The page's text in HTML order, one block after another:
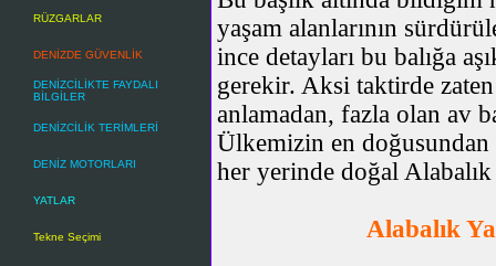
RÜZGARLAR
DENİZDE GÜVENLİK
DENİZCİLİKTE FAYDALI
BİLGİLER
DENİZCİLİK TERİMLERİ
DENİZ MOTORLARI
YATLAR
Tekne Seçimi
yaşam alanlarının
ince detayları bu balığa
gerekir. Aksi taktirde
anlamadan, fazla olan av
Ülkemizin en doğusundan
her yerinde doğal
Alabalık